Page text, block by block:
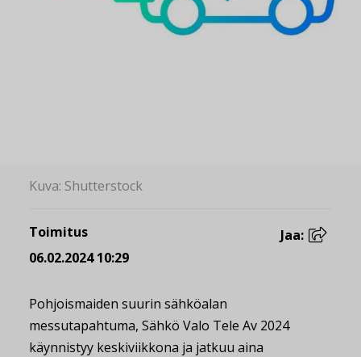
Kuva: Shutterstock
Toimitus
06.02.2024 10:29
Jaa:
Pohjoismaiden suurin sähköalan
messutapahtuma, Sähkö Valo Tele Av 2024
käynnistyy keskiviikkona ja jatkuu aina